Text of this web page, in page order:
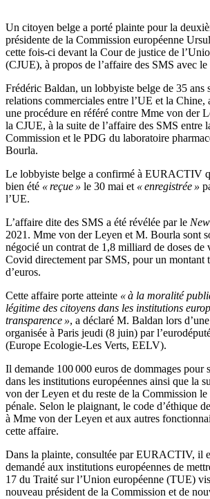
Un citoyen belge a porté plainte pour la
présidente de la Commission européenne
cette fois-ci devant la Cour de justice de
(CJUE), à propos de l’affaire des SMS avec
Frédéric Baldan, un lobbyiste belge de 35 ans
relations commerciales entre l’UE et la Chine,
une procédure en référé contre Mme von der
la CJUE, à la suite de l’affaire des SMS entre
Commission et le PDG du laboratoire
Bourla.
Le lobbyiste belge a confirmé à EURACTIV
bien été « reçue » le 30 mai et « enregistrée »
l’UE.
L’affaire dite des SMS a été révélée par le
2021. Mme von der Leyen et M. Bourla sont
négocié un contrat de 1,8 milliard de doses de
Covid directement par SMS, pour un montant
d’euros.
Cette affaire porte atteinte « à la moralité
légitime des citoyens dans les institutions
transparence », a déclaré M. Baldan lors
organisée à Paris jeudi (8 juin) par
(Europe Ecologie-Les Verts, EELV).
Il demande 100 000 euros de dommages pour
dans les institutions européennes ainsi que la
von der Leyen et du reste de la Commission le
pénale. Selon le plaignant, le code d’éthique
à Mme von der Leyen et aux autres
cette affaire.
Dans la plainte, consultée par EURACTIV, il
demandé aux institutions européennes de
17 du Traité sur l’Union européenne (TUE)
nouveau président de la Commission et de